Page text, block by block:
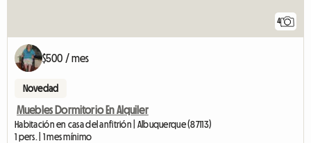
4
$500 / mes
Novedad
Muebles Dormitorio En Alquiler
Habitación en casa del anfitrión | Albuquerque (87113)
1 pers. | 1 mes mínimo